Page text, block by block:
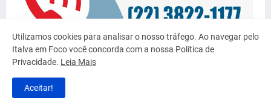
Utilizamos cookies para analisar o nosso tráfego. Ao navegar pelo
Italva em Foco você concorda com a nossa Política de
Privacidade. Leia Mais
Aceitar!